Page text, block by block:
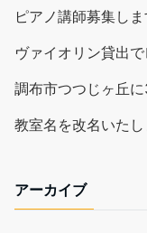
ピアノ講師募集しま
ヴァイオリン貸出
調布市つつじヶ丘
教室名を改名いたし
アーカイブ